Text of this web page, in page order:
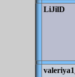
LiJilD
valeriya1_